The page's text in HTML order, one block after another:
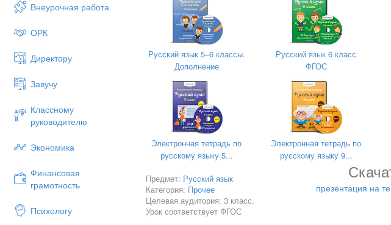
Внеурочная работа
ОРК
Директору
Завучу
Классному
руководителю
Экономика
Финансовая
грамотность
Психологу
1. Маленький, удаленький,
Сквозь землю прошёл,
Красную шапочку нашёл.
2.Бежит свинка,
Железная спинка,
Льняной хвостик.
3.Мордочка усатая,
Шубка полосатая.
Часто умывается,
а с водой не знается.
Русский язык 5–6 классы.
Дополнение
Русский язык 6 класс
ФГОС
Электронная тетрадь по
русскому языку 5...
Электронная тетрадь по
русскому языку 9...
Предмет: Русский язык
Категория: Прочее
Целевая аудитория: 3 класс.
Урок соответствует ФГОС
презентация на